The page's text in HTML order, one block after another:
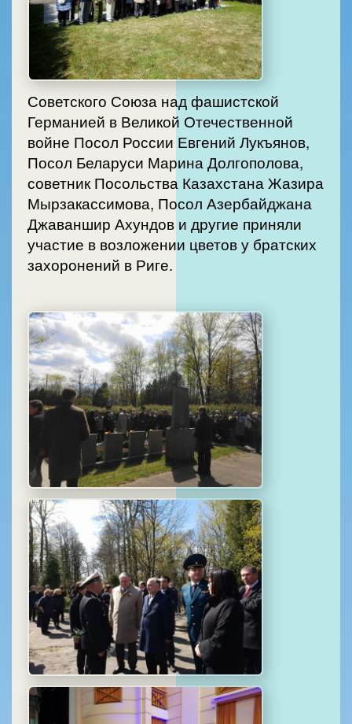
Советского Союза над фашистской
Германией в Великой Отечественной
войне Посол России Евгений Лукъянов,
Посол Беларуси Марина Долгополова,
советник Посольства Казахстана Жазира
Мырзакассимова, Посол Азербайджана
Джаваншир Ахундов и другие приняли
участие в возложении цветов у братских
захоронений в Риге.